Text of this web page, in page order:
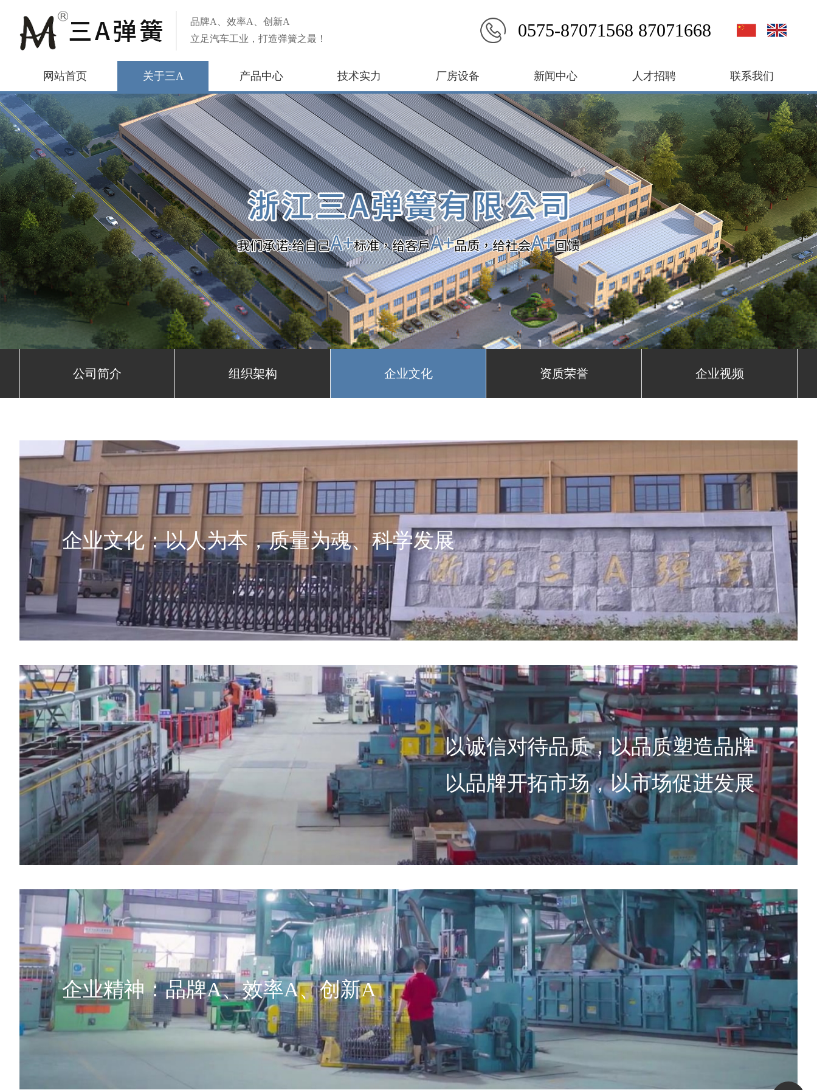
品牌A、效率A、创新A
立足汽车工业，打造弹簧之最！
0575-87071568 87071668
网站首页 关于三A 产品中心 技术实力 厂房设备 新闻中心 人才招聘 联系我们
公司简介 组织架构 企业文化 资质荣誉 企业视频
企业文化：以人为本，质量为魂、科学发展
以诚信对待品质，以品质塑造品牌
以品牌开拓市场，以市场促进发展
企业精神：品牌A、效率A、创新A